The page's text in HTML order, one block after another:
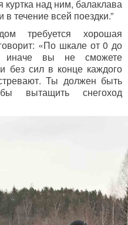
над ним, балаклава
течение всей поездки.”
требуется хорошая
«По шкале от 0 до
вы не сможете
без сил в конце каждого
Ты должен быть
вытащить снегоход